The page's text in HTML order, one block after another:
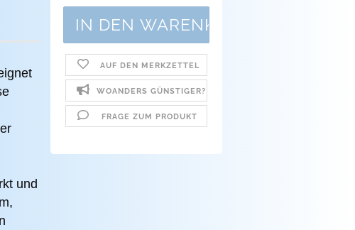
AUF DEN MERKZETTEL
WOANDERS GÜNSTIGER?
FRAGE ZUM PRODUKT
und